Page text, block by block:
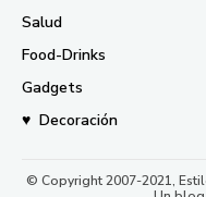
Salud
Food-Drinks
Gadgets
♥ Decoración
© Copyright 2007-2021,